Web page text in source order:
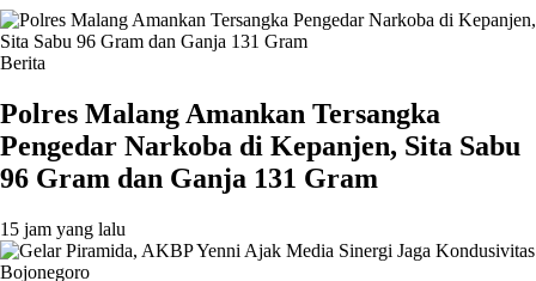
Berita
Polres Malang Amankan Tersangka
Pengedar Narkoba di Kepanjen, Sita Sabu
96 Gram dan Ganja 131 Gram
15 jam yang lalu